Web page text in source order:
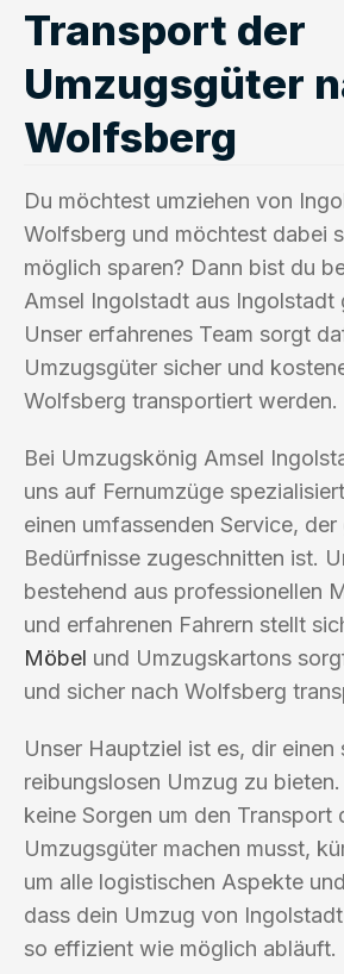
Transport der
Umzugsgüter
Wolfsberg
Du möchtest umziehen von
Wolfsberg und möchtest dabei
möglich sparen? Dann bist du
Amsel Ingolstadt aus Ingolstadt
Unser erfahrenes Team sorgt
Umzugsgüter sicher und
Wolfsberg transportiert werden.
Bei Umzugskönig Amsel
uns auf Fernumzüge
einen umfassenden Service,
Bedürfnisse zugeschnitten ist.
bestehend aus professionellen
und erfahrenen Fahrern stellt
Möbel und Umzugskartons
und sicher nach Wolfsberg
Unser Hauptziel ist es, dir einen
reibungslosen Umzug zu
keine Sorgen um den Transport
Umzugsgüter machen musst,
um alle logistischen Aspekte
dass dein Umzug von
so effizient wie möglich abläuft.